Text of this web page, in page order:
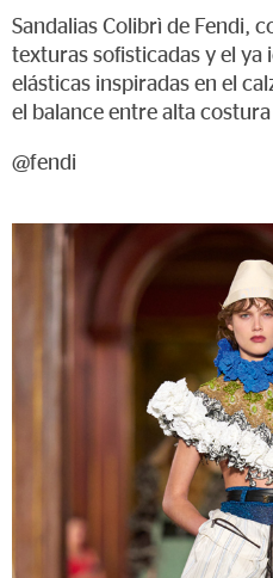
Sandalias Colibrì de Fendi,
texturas sofisticadas y el ya
elásticas inspiradas en el
el balance entre alta
@fendi